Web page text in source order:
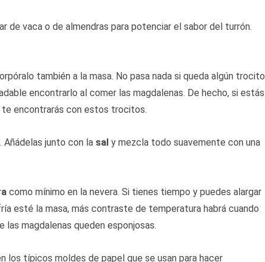
de vaca o de almendras para potenciar el sabor del turrón.
también a la masa. No pasa nada si queda algún trocito
encontrarlo al comer las magdalenas. De hecho, si estás
te encontrarás con estos trocitos.
. Añádelas junto con la sal y mezcla todo suavemente con una
como mínimo en la nevera. Si tienes tiempo y puedes alargar
esté la masa, más contraste de temperatura habrá cuando
las magdalenas queden esponjosas.
los típicos moldes de papel que se usan para hacer